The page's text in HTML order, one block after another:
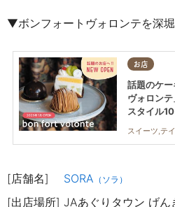
▼ボンフォートヴォロンテを深
お店
話題のケ
ヴォロン
スタイル10
[店舗名] SORA （ソラ）
[出店場所] JAあぐりタウン げ